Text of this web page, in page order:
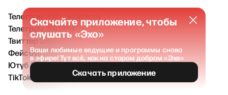
Скачайте приложение, чтобы
слушать «Эхо»
Ваши любимые ведущие и программы снова
в эфире! Тут всё, как на старом добром «Эхе»
Скачать приложение
Телеграм ЭХО / Новости
Телеграм ЭХО FM
Твиттер Эха
Фейсбук Эха
Ютуб Эха
TikTok Эха